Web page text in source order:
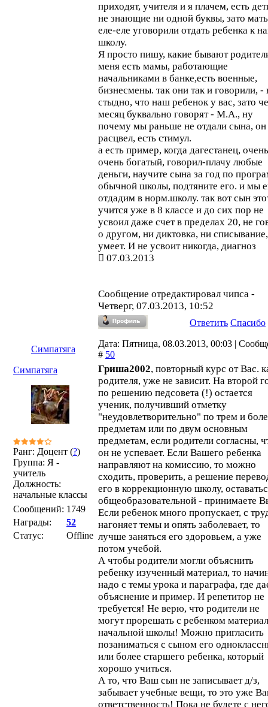
приходят, учителя и я плачем, есть
не знающие ни одной буквы, зато мать
еле-еле уговорили отдать ребенка к
школу.
Я просто пишу, какие бывают
меня есть мамы, работающие
начальниками в банке,есть военные,
бизнесмены. так они так и говорили, -
стыдно, что наш ребенок у вас, зато
месяц буквально говорят - М.А., ну
почему мы раньше не отдали сына, он
расцвел, есть стимул.
а есть пример, когда дагестанец,
очень богатый, говорил-плачу любые
деньги, научите сына за год по
обычной школы, подтяните его. и мы
отдадим в норм.школу. так вот сын
учится уже в 8 классе и до сих пор не
усвоил даже счет в пределах 20, не
о другом, ни диктовка, ни
умеет. И не усвоит никогда, диагноз
07.03.2013
Сообщение отредактировал чипса -
Четверг, 07.03.2013, 10:52
Ответить Спасибо
Симпатяга
Дата: Пятница, 08.03.2013, 00:03 |
# 50
Симпатяга
Ранг: Доцент (?)
Группа: Я -
учитель
Должность:
начальные классы
Сообщений: 1749
Награды:
52
Статус:
Offline
Гриша2002, повторный курс от Вас.
родителя, уже не зависит. На второй
по решению педсовета (!) остается
ученик, получивший отметку
"неудовлетворительно" по трем и
предметам или по двум основным
предметам, если родители согласны,
он не успевает. Если Вашего ребенка
направляют на комиссию, то можно
сходить, проверить, а решение
его в коррекционную школу,
общеобразовательной - принимаете
Если ребенок много пропускает, с
нагоняет темы и опять заболевает, то
лучше заняться его здоровьем, а уже
потом учебой.
А чтобы родители могли объяснить
ребенку изученный материал, то
надо с темы урока и параграфа, где
объяснение и пример. И репетитор не
требуется! Не верю, что родители не
могут прорешать с ребенком материал
начальной школы! Можно пригласить
позаниматься с сыном его
или более старшего ребенка, который
хорошо учиться.
А то, что Ваш сын не записывает д/з,
забывает учебные вещи, то это уже
ответственность! Пока не будете с